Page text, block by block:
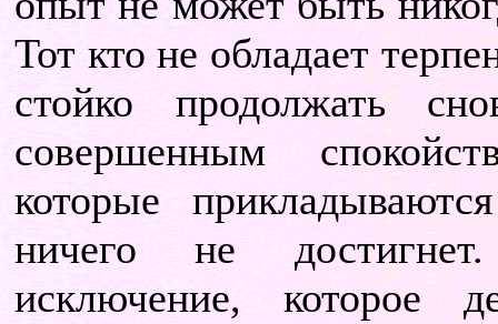
Тот кто не обладает
стойко продолжать
совершенным
которые
ничего не
исключение, которое